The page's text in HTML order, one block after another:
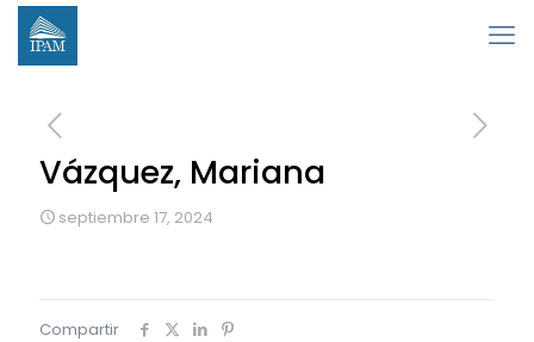
Vázquez, Mariana
septiembre 17, 2024
Compartir